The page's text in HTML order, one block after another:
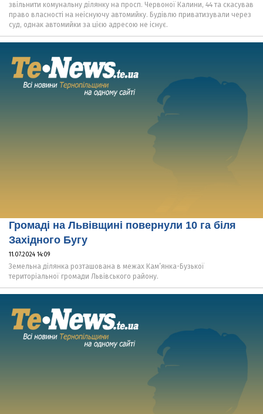
звільнити комунальну ділянку на просп. Червоної Калини, 44 та скасував
право власності на неіснуючу автомийку. Будівлю приватизували через
суд, однак автомийки за цією адресою не існує.
Громаді на Львівщині повернули 10 га біля
Західного Бугу
11.07.2024 14:09
Земельна ділянка розташована в межах Кам’янка-Бузької
територіальної громади Львівського району.